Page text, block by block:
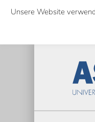
Skip
content
Unsere Website